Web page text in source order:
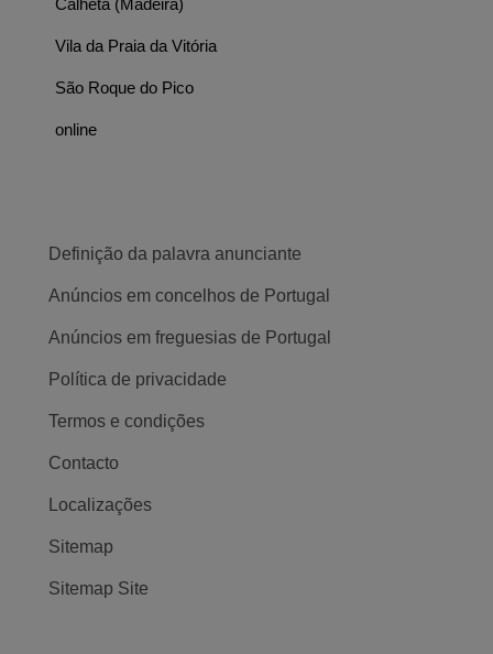
Vila da Praia da Vitória
São Roque do Pico
online
Definição da palavra anunciante
Anúncios em concelhos de Portugal
Anúncios em freguesias de Portugal
Política de privacidade
Termos e condições
Contacto
Localizações
Sitemap
Sitemap Site